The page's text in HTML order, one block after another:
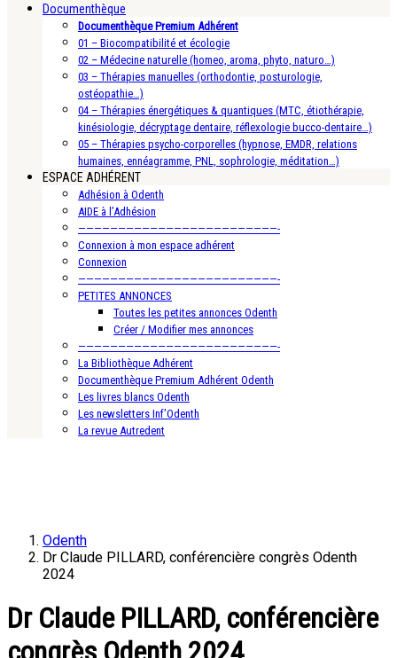
Documenthèque
Documenthèque Premium Adhérent
01 – Biocompatibilité et écologie
02 – Médecine naturelle (homeo, aroma, phyto, naturo…)
03 – Thérapies manuelles (orthodontie, posturologie,
ostéopathie…)
04 – Thérapies énergétiques & quantiques (MTC, étiothérapie,
kinésiologie, décryptage dentaire, réflexologie bucco-dentaire…)
05 – Thérapies psycho-corporelles (hypnose, EMDR, relations
humaines, ennéagramme, PNL, sophrologie, méditation…)
ESPACE ADHÉRENT
Adhésion à Odenth
AIDE à l’Adhésion
—————————————————————————-
Connexion à mon espace adhérent
Connexion
—————————————————————————-
PETITES ANNONCES
Toutes les petites annonces Odenth
Créer / Modifier mes annonces
—————————————————————————-
La Bibliothèque Adhérent
Documenthèque Premium Adhérent Odenth
Les livres blancs Odenth
Les newsletters Inf’Odenth
La revue Autredent
Odenth
Dr Claude PILLARD, conférencière congrès Odenth
2024
Dr Claude PILLARD, conférencière